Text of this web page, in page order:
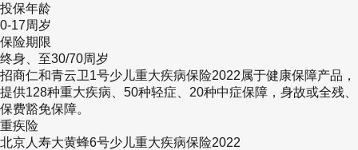
可选责任丰富：二次重疾、二次癌症、少儿意外
医疗等保障皆可选，满足不同保障需求。
【总结】
少儿重疾险的老牌ip产品，满足不同预算、不同
需求的家长。
投保年龄
0-17周岁
保险期限
终身、至30/70周岁
招商仁和青云卫1号少儿重大疾病保险2022属于健康保障产品，
提供128种重大疾病、50种轻症、20种中症保障，身故或全残、
保费豁免保障。
重疾险
北京人寿大黄蜂6号少儿重大疾病保险2022